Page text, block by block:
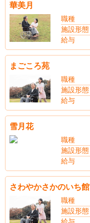
華美月
職種
施設形態
給与
まごころ苑
職種
施設形態
給与
雪月花
職種
施設形態
給与
さわやかさかのいち館
職種
施設形態
給与